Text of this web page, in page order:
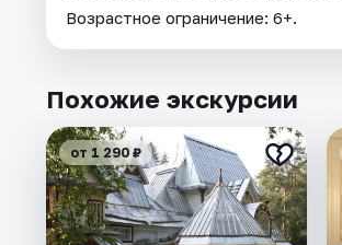
Возрастное ограничение: 6+.
Похожие экскурсии
от 1 290 ₽